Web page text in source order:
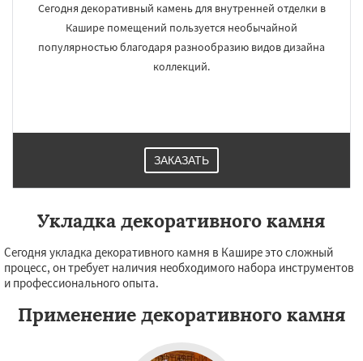
Сегодня декоративный камень для внутренней отделки в
Кашире помещений пользуется необычайной
популярностью благодаря разнообразию видов дизайна
коллекций.
ЗАКАЗАТЬ
Укладка декоративного камня
Сегодня укладка декоративного камня в Кашире это сложный
процесс, он требует наличия необходимого набора инструментов
и профессионального опыта.
Применение декоративного камня